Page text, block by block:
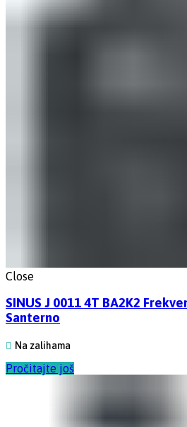
Close
SINUS J 0011 4T BA2K2
Santerno
Na zalihama
Pročitajte još